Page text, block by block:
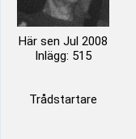
Här sen Jul 2008
Inlägg: 515
Trådstartare